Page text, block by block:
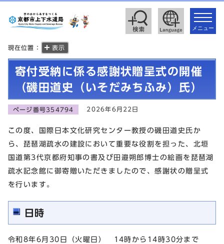
toggle
メニュー
現在位置： 表示
寄付受納に係る感謝状贈呈式の開催
（磯田道史（いそだみちふみ）氏）
ページ番号354794 2026年6月22日
この度、国際日本文化研究センター教授の磯田道史氏か
ら、琵琶湖疏水の建設において重要な役割を担った、北垣
国道第3代京都府知事の書及び田邉朔郎博士の絵画を琵琶湖
疏水記念館に御寄贈いただきましたので、感謝状の贈呈式
を行います。
日時
令和8年6月30日（火曜日） 14時から14時30分まで